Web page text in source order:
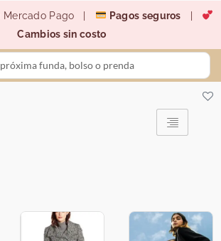
Mercado Pago | Pagos seguros
Cambios sin costo